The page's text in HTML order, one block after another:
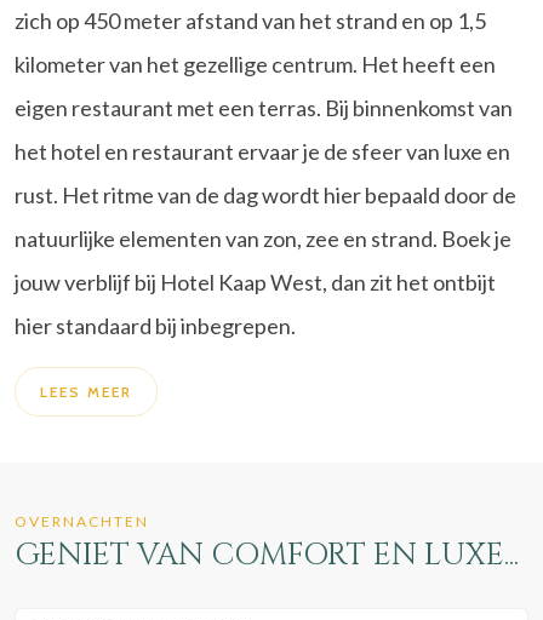
zich op 450 meter afstand van het strand en op 1,5
kilometer van het gezellige centrum. Het heeft een
eigen restaurant met een terras. Bij binnenkomst van
het hotel en restaurant ervaar je de sfeer van luxe en
rust. Het ritme van de dag wordt hier bepaald door de
natuurlijke elementen van zon, zee en strand. Boek je
jouw verblijf bij Hotel Kaap West, dan zit het ontbijt
hier standaard bij inbegrepen.
LEES MEER
OVERNACHTEN
GENIET VAN COMFORT EN LUXE...